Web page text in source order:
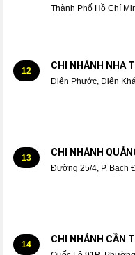
Thành Phố Hồ Chí
12 CHI NHÁNH NHA
Diên Phước, Diên
13 CHI NHÁNH
Đường 25/4, P. Bạch
14 CHI NHÁNH CẦN